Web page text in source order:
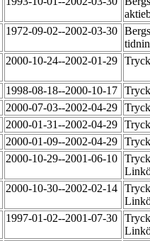
1972-09-02--2002-03-30
2000-10-24--2002-01-29
1998-08-18--2000-10-17
2000-07-03--2002-04-29
2000-01-31--2002-04-29
2000-01-09--2002-04-29
2000-10-29--2001-06-10
2000-10-30--2002-02-14
1997-01-02--2001-07-30